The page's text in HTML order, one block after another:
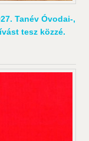
Tanév Óvodai-,
tesz közzé.